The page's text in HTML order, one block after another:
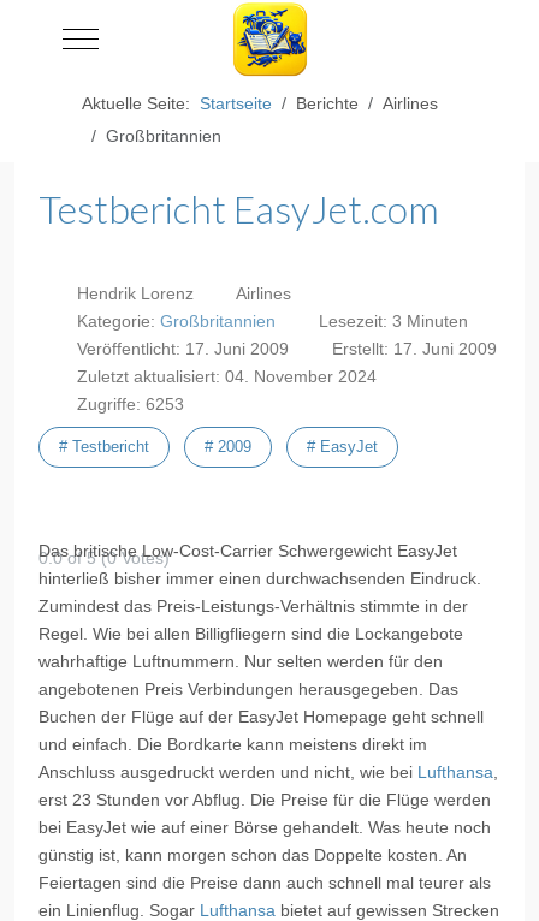
Mobile Menu Toggle
Aktuelle Seite: Startseite Berichte
Airlines
Großbritannien
Testbericht EasyJet.com
Hendrik Lorenz
Airlines
Kategorie: Großbritannien
Lesezeit: 3 Minuten
Veröffentlicht: 17. Juni 2009
Erstellt: 17. Juni 2009
Zuletzt aktualisiert: 04. November 2024
Zugriffe: 6253
# Testbericht # 2009 # EasyJet
0.0 of 5 (0 Votes)
Das britische Low-Cost-Carrier Schwergewicht EasyJet
hinterließ bisher immer einen durchwachsenden Eindruck.
Zumindest das Preis-Leistungs-Verhältnis stimmte in der
Regel. Wie bei allen Billigfliegern sind die Lockangebote
wahrhaftige Luftnummern. Nur selten werden für den
angebotenen Preis Verbindungen herausgegeben. Das
Buchen der Flüge auf der EasyJet Homepage geht schnell
und einfach. Die Bordkarte kann meistens direkt im
Anschluss ausgedruckt werden und nicht, wie bei Lufthansa
erst 23 Stunden vor Abflug. Die Preise für die Flüge werden
bei EasyJet wie auf einer Börse gehandelt. Was heute noch
günstig ist, kann morgen schon das Doppelte kosten. An
Feiertagen sind die Preise dann auch schnell mal teurer als
ein Linienflug. Sogar Lufthansa bietet auf gewissen Strecken